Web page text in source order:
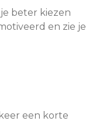
beter kiezen
en zie je
een korte